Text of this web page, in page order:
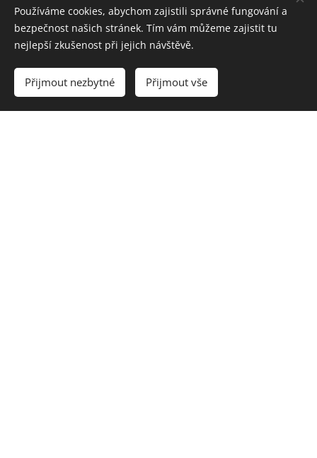
Rychlý kontakt
domluvte schůzku. Jsem zde, abych vám pomohl s prodejem
vaší nemovitosti rychle a efektivně.
Používáme cookies, abychom zajistili správné fungování a
bezpečnost našich stránek. Tím vám můžeme zajistit tu
nejlepší zkušenost při jejich návštěvě.
Přijmout nezbytné Přijmout vše